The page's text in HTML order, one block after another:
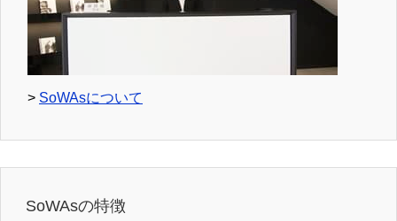
> SoWAsについて
SoWAsの特徴